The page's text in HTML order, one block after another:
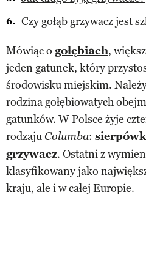
Czy gołąb grzywacz jest
Mówiąc o gołębiach,
jeden gatunek, który
środowisku miejskim.
rodzina gołębiowatych
gatunków. W Polsce żyje
rodzaju Columba:
grzywacz. Ostatni z
klasyfikowany jako
kraju, ale i w całej Europie.